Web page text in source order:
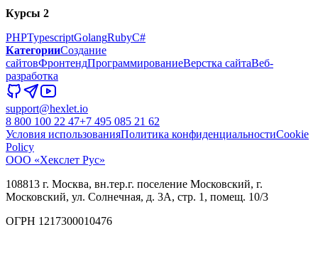
Курсы 2
PHPTypescriptGolangRubyC#
КатегорииСоздание
сайтовФронтендПрограммированиеВерстка сайтаВеб-
разработка
support@hexlet.io
8 800 100 22 47+7 495 085 21 62
Условия использованияПолитика конфиденциальностиCookie
Policy
ООО «Хекслет Рус»
108813 г. Москва, вн.тер.г. поселение Московский, г.
Московский, ул. Солнечная, д. 3А, стр. 1, помещ. 10/3
ОГРН 1217300010476